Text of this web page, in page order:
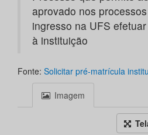
aprovado nos
ingresso na UFS
à instituição
Fonte: Solicitar pré-matrícula
Imagem